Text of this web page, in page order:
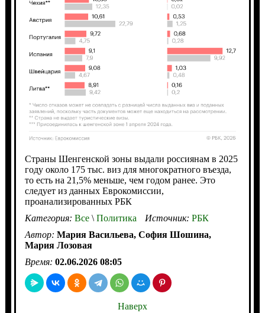
Страны Шенгенской зоны выдали россиянам в 2025
году около 175 тыс. виз для многократного въезда,
то есть на 21,5% меньше, чем годом ранее. Это
следует из данных Еврокомиссии,
проанализированных РБК
Категория: Все\Политика Источник: РБК
Автор: Мария Васильева, София Шошина,
Мария Лозовая
Время: 02.06.2026 08:05
Наверх